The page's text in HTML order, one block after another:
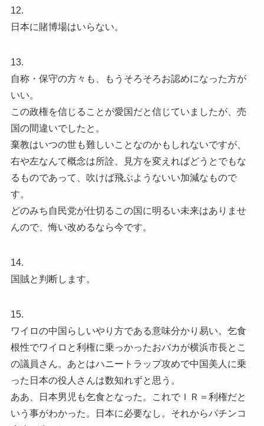
12.
日本に賭博場はいらない。
13.
自称・保守の方々も、もうそろそろお認めになった方が
いい。
この政権を信じることが愛国だと信じていましたが、売
国の間違いでしたと。
棄教はいつの世も難しいことなのかもしれないですが、
右や左なんて概念は所詮、見方を変えればどうとでもな
るものであって、吹けば飛ぶようないい加減なもので
す。
どのみち自民党が仕切るこの国に明るい未来はありませ
んので、悔い改めるなら今です。
14.
国賊と判断します。
15.
ワイロの中国らしいやり方である意味分かり易い。乞食
根性でワイロと利権に乗っかったおバカが横浜市長とこ
の議員さん。あとはハニートラップ攻めで中国美人に乗
った日本の役人さんは数知れずと思う。
ああ、日本男児も乞食となった。これでＩＲ＝利権だと
いう事がわかった。日本に必要なし。それからパチンコ